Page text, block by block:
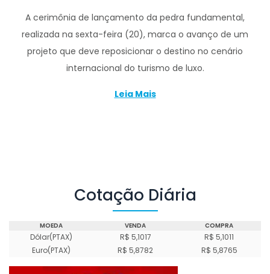
A cerimônia de lançamento da pedra fundamental,
realizada na sexta-feira (20), marca o avanço de um
projeto que deve reposicionar o destino no cenário
internacional do turismo de luxo.
Leia Mais
Cotação Diária
MOEDA VENDA COMPRA
Dólar(PTAX) R$ 5,1017
R$ 5,1011
Euro(PTAX)
R$ 5,8782 R$ 5,8765